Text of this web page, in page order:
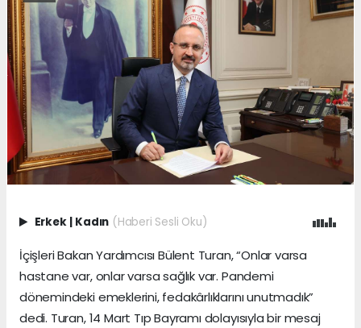
Erkek | Kadın (Haberi Sesli Oku)
İçişleri Bakan Yardımcısı Bülent Turan, “Onlar varsa
hastane var, onlar varsa sağlık var. Pandemi
dönemindeki emeklerini, fedakârlıklarını unutmadık”
dedi. Turan, 14 Mart Tıp Bayramı dolayısıyla bir mesaj